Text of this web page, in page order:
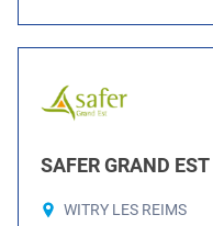
SAFER GRAND EST
WITRY LES REIMS